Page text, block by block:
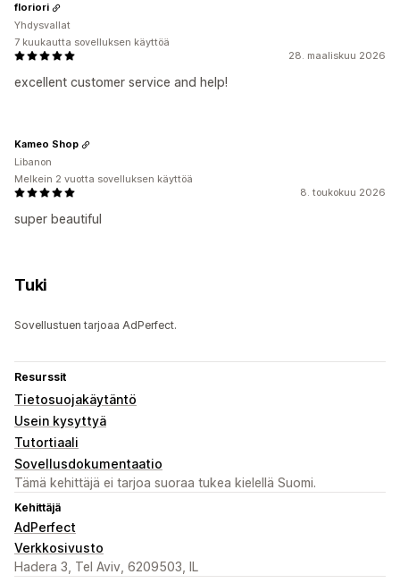
28. maaliskuu 2026
excellent customer service and help!
floriori
Yhdysvallat
7 kuukautta sovelluksen käyttöä
8. toukokuu 2026
super beautiful
Kameo Shop
Libanon
Melkein 2 vuotta sovelluksen käyttöä
Tuki
Sovellustuen tarjoaa AdPerfect.
Resurssit
Tietosuojakäytäntö
Usein kysyttyä
Tutortiaali
Sovellusdokumentaatio
Tämä kehittäjä ei tarjoa suoraa tukea kielellä Suomi.
Kehittäjä
AdPerfect
Verkkosivusto
Hadera 3, Tel Aviv, 6209503, IL